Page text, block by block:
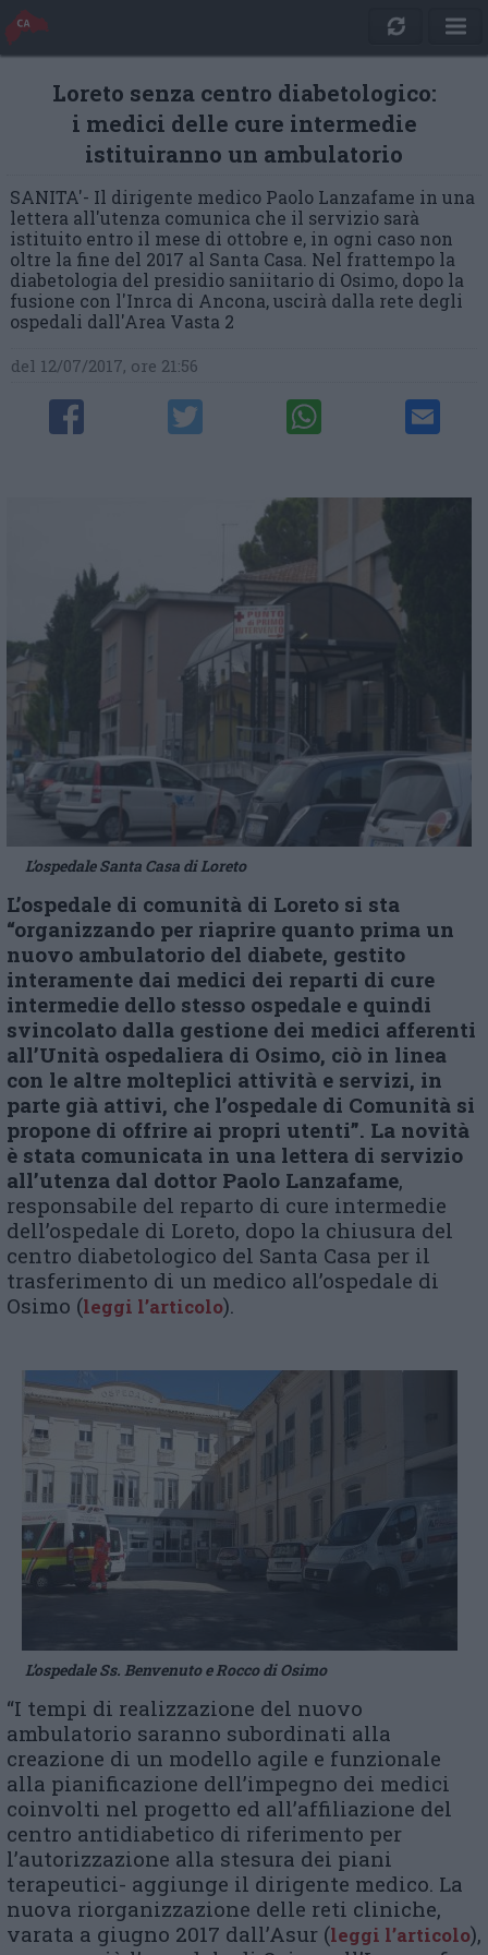
Loreto senza centro diabetologico:
i medici delle cure intermedie
istituiranno un ambulatorio
SANITA'- Il dirigente medico Paolo Lanzafame in una
lettera all'utenza comunica che il servizio sarà
istituito entro il mese di ottobre e, in ogni caso non
oltre la fine del 2017 al Santa Casa. Nel frattempo la
diabetologia del presidio saniitario di Osimo, dopo la
fusione con l'Inrca di Ancona, uscirà dalla rete degli
ospedali dall'Area Vasta 2
del 12/07/2017, ore 21:56
L’ospedale Santa Casa di Loreto
L’ospedale di comunità di Loreto si sta
“organizzando per riaprire quanto prima un
nuovo ambulatorio del diabete, gestito
interamente dai medici dei reparti di cure
intermedie dello stesso ospedale e quindi
svincolato dalla gestione dei medici afferenti
all’Unità ospedaliera di Osimo, ciò in linea
con le altre molteplici attività e servizi, in
parte già attivi, che l’ospedale di Comunità si
propone di offrire ai propri utenti”. La novità
è stata comunicata in una lettera di servizio
all’utenza dal dottor Paolo Lanzafame,
responsabile del reparto di cure intermedie
dell’ospedale di Loreto, dopo la chiusura del
centro diabetologico del Santa Casa per il
trasferimento di un medico all’ospedale di
Osimo (leggi l’articolo).
L’ospedale Ss. Benvenuto e Rocco di Osimo
“I tempi di realizzazione del nuovo
ambulatorio saranno subordinati alla
creazione di un modello agile e funzionale
alla pianificazione dell’impegno dei medici
coinvolti nel progetto ed all’affiliazione del
centro antidiabetico di riferimento per
l’autorizzazione alla stesura dei piani
terapeutici- aggiunge il dirigente medico. La
nuova riorganizzazione delle reti cliniche,
varata a giugno 2017 dall’Asur (leggi l’articolo),